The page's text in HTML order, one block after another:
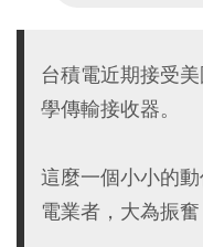
台積電近期接受
學傳輸接收器。
這麼一個小小的
電業者，大為振奮